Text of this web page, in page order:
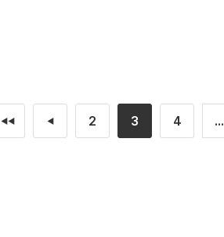
◄◄ ◄ 2 3 4 ...